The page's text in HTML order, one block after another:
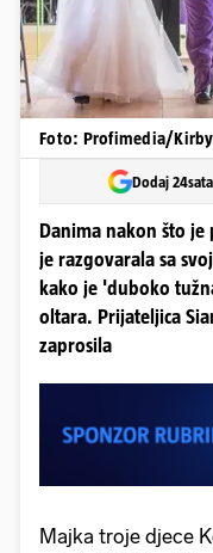
Foto: Profimedia/Kirby
Dodaj
Danima nakon što
je razgovarala sa
kako je 'duboko
oltara. Prijateljica
zaprosila
Majka troje djece